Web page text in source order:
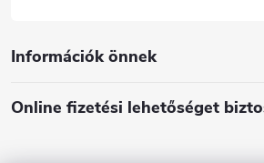
Információk önnek
Online fizetési lehetőséget